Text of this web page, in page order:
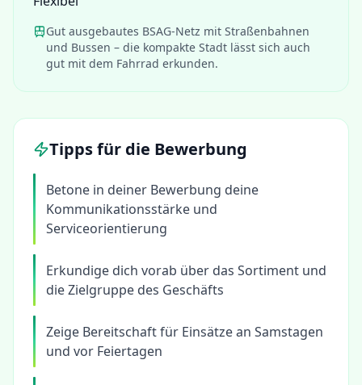
Gut ausgebautes BSAG-Netz mit Straßenbahnen
und Bussen – die kompakte Stadt lässt sich auch
gut mit dem Fahrrad erkunden.
Tipps für die Bewerbung
Betone in deiner Bewerbung deine
Kommunikationsstärke und
Serviceorientierung
Erkundige dich vorab über das Sortiment und
die Zielgruppe des Geschäfts
Zeige Bereitschaft für Einsätze an Samstagen
und vor Feiertagen